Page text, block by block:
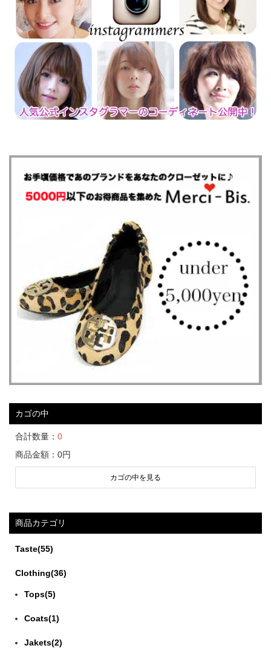
コーディネートブログを更新しました
オススメアイテムをご紹介しております。
2019年01月15日
コーディネートブログを更新しました!
キルティングジャケットをご紹介しております。
2019年01月11日
これからも良い商品をお届けできるよう頑張って参ります。
またのご利用をお待ち申し上げます。
Christmas SALEおすすめ商品
Christmas SALEでおすすめ商品をいくつかご紹介致しま
2018年12月16日
クリスマスセール開始します!
ラグジュアリーブランドと セレクトされた
ヴィンテージアイテムを 委託販売する『Merci&Co.』。
パーソナルスタイリストがコーディネートした
・販売期間:12月17日(月)～12月24日(日)
・お値下げ商品と今回だけのセット商品がございます。
どうぞ、サイトにお越しくださいませ!
Instagramを更新しました!
コーディネートブログ更新しました!
赤いドレスのご紹介をしております。
2018年11月20日
ホリデーシーズンに向けて、ゴールドのメイクにも合いそう
カゴの中
合計数量： 0
商品金額： 0円
カゴの中を見る
商品カテゴリ
Taste(55)
Clothing(36)
Tops(5)
Coats(1)
Jakets(2)